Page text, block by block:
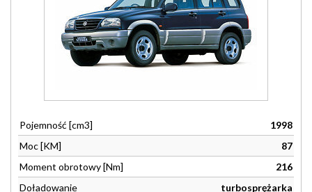
Pojemność [cm3]
1998
Moc [KM]
87
Moment obrotowy [Nm]
216
Doładowanie
turbosprężarka